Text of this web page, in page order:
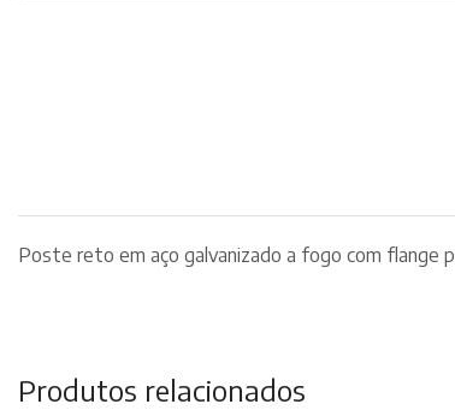
Poste reto em aço galvanizado a fogo com flange
Produtos relacionados